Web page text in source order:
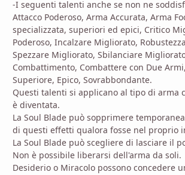
-I seguenti talenti anche se non ne
Attacco Poderoso, Arma Accurata, Arma
specializzata, superiori ed epici, Critico
Poderoso, Incalzare Migliorato,
Spezzare Migliorato, Sbilanciare
Combattimento, Combattere con Due
Superiore, Epico, Sovrabbondante.
Questi talenti si applicano al tipo di arma
è diventata.
La Soul Blade può sopprimere
di questi effetti qualora fosse nel proprio
La Soul Blade può scegliere di lasciare il
Non è possibile liberarsi dell'arma da soli.
Desiderio o Miracolo possono concedere